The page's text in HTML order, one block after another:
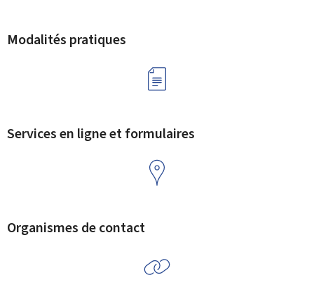
Modalités pratiques
Services en ligne et formulaires
Organismes de contact